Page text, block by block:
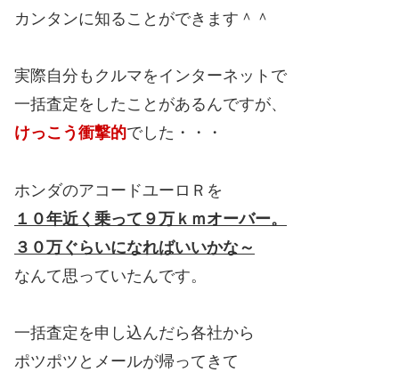
カンタンに知ることができます＾＾
実際自分もクルマをインターネットで
一括査定をしたことがあるんですが、
けっこう衝撃的でした・・・
ホンダのアコードユーロＲを
１０年近く乗って９万ｋｍオーバー。
３０万ぐらいになればいいかな～
なんて思っていたんです。
一括査定を申し込んだら各社から
ポツポツとメールが帰ってきて